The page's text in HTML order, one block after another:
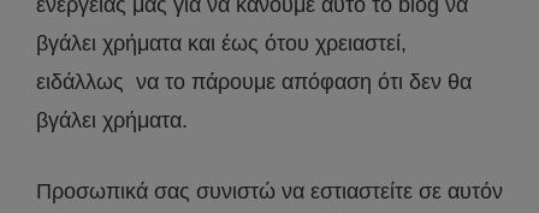
ενέργειάς μας για να κάνουμε αυτό το blog να
βγάλει χρήματα και έως ότου χρειαστεί,
ειδάλλως να το πάρουμε απόφαση ότι δεν θα
βγάλει χρήματα.
Προσωπικά σας συνιστώ να εστιαστείτε σε αυτόν